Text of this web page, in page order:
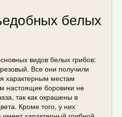
белых
видов белых грибов:
Все они получили
характерным местам
настоящие боровики не
так как окрашены в
Кроме того, у них